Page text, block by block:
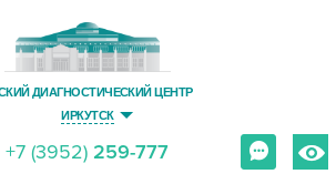
ДИАГНОСТИЧЕСКИЙ ЦЕНТР
ИРКУТСК
+7 (3952) 259-777